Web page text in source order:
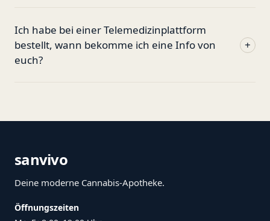
Ich habe bei einer Telemedizinplattform
bestellt, wann bekomme ich eine Info von
euch?
+
sanvivo
Deine moderne Cannabis-Apotheke.
Öffnungszeiten